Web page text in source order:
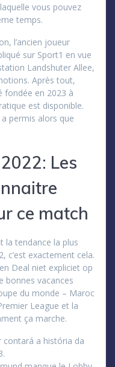
vous pouvez
temps.
l’ancien joueur
sur Sport1 en vue
Landshuter Allee,
Après tout,
fondée en 2023 à
est disponible.
permis alors que
Les
ce match
la tendance la plus
c’est exactement cela.
Deal niet expliciet op
bonnes vacances
du monde – Maroc
League et la
ça marche.
contará a história da